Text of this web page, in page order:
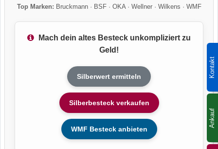
Kontakt
Ankauf
Top Marken: Bruckmann· BSF· OKA· Wellner· Wilkens · WMF
Mach dein altes Besteck unkompliziert zu
Geld!
Silberwert ermitteln
Silberbesteck verkaufen
WMF Besteck anbieten